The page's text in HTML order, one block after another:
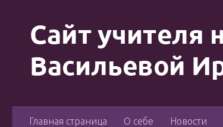
Главная страница О себе Новости